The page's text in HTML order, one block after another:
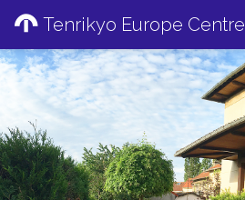
Tenrikyo Europe Centre